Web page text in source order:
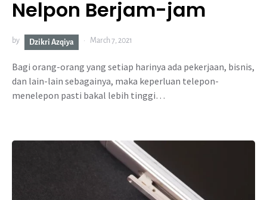
Nelpon Berjam-jam
by Dzikri Azqiya March 7, 2021
Bagi orang-orang yang setiap harinya ada pekerjaan, bisnis,
dan lain-lain sebagainya, maka keperluan telepon-
menelepon pasti bakal lebih tinggi…